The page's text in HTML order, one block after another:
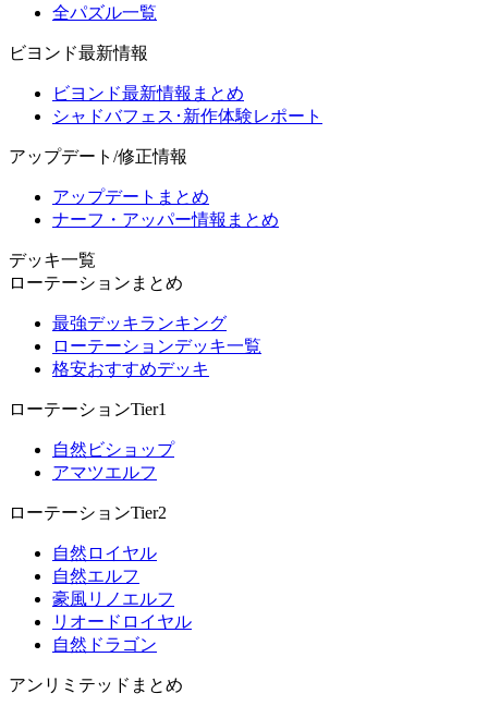
全パズル一覧
ビヨンド最新情報
ビヨンド最新情報まとめ
シャドバフェス･新作体験レポート
アップデート/修正情報
アップデートまとめ
ナーフ・アッパー情報まとめ
デッキ一覧
ローテーションまとめ
最強デッキランキング
ローテーションデッキ一覧
格安おすすめデッキ
ローテーションTier1
自然ビショップ
アマツエルフ
ローテーションTier2
自然ロイヤル
自然エルフ
豪風リノエルフ
リオードロイヤル
自然ドラゴン
アンリミテッドまとめ